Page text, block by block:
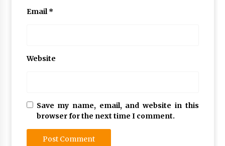
Email*
Website
Save my name, email, and website in this
browser for the next time I comment.